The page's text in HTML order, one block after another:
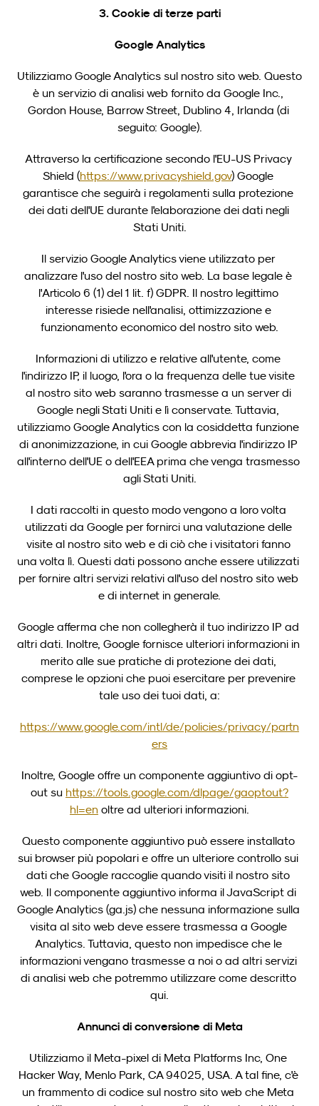
3. Cookie di terze parti
Google Analytics
Utilizziamo Google Analytics sul nostro sito web. Questo
è un servizio di analisi web fornito da Google Inc.,
Gordon House, Barrow Street, Dublino 4, Irlanda (di
seguito: Google).
Attraverso la certificazione secondo l'EU-US Privacy
Shield (https://www.privacyshield.gov) Google
garantisce che seguirà i regolamenti sulla protezione
dei dati dell'UE durante l'elaborazione dei dati negli
Stati Uniti.
Il servizio Google Analytics viene utilizzato per
analizzare l'uso del nostro sito web. La base legale è
l'Articolo 6 (1) del 1 lit. f) GDPR. Il nostro legittimo
interesse risiede nell'analisi, ottimizzazione e
funzionamento economico del nostro sito web.
Informazioni di utilizzo e relative all'utente, come
l'indirizzo IP, il luogo, l'ora o la frequenza delle tue visite
al nostro sito web saranno trasmesse a un server di
Google negli Stati Uniti e lì conservate. Tuttavia,
utilizziamo Google Analytics con la cosiddetta funzione
di anonimizzazione, in cui Google abbrevia l'indirizzo IP
all'interno dell'UE o dell'EEA prima che venga trasmesso
agli Stati Uniti.
I dati raccolti in questo modo vengono a loro volta
utilizzati da Google per fornirci una valutazione delle
visite al nostro sito web e di ciò che i visitatori fanno
una volta lì. Questi dati possono anche essere utilizzati
per fornire altri servizi relativi all'uso del nostro sito web
e di internet in generale.
Google afferma che non collegherà il tuo indirizzo IP ad
altri dati. Inoltre, Google fornisce ulteriori informazioni in
merito alle sue pratiche di protezione dei dati,
comprese le opzioni che puoi esercitare per prevenire
tale uso dei tuoi dati, a:
https://www.google.com/intl/de/policies/privacy/partn
ers
Inoltre, Google offre un componente aggiuntivo di opt-
out su https://tools.google.com/dlpage/gaoptout?
hl=en oltre ad ulteriori informazioni.
Questo componente aggiuntivo può essere installato
sui browser più popolari e offre un ulteriore controllo sui
dati che Google raccoglie quando visiti il nostro sito
web. Il componente aggiuntivo informa il JavaScript di
Google Analytics (ga.js) che nessuna informazione sulla
visita al sito web deve essere trasmessa a Google
Analytics. Tuttavia, questo non impedisce che le
informazioni vengano trasmesse a noi o ad altri servizi
di analisi web che potremmo utilizzare come descritto
qui.
Annunci di conversione di Meta
Utilizziamo il Meta-pixel di Meta Platforms Inc, One
Hacker Way, Menlo Park, CA 94025, USA. A tal fine, c'è
un frammento di codice sul nostro sito web che Meta